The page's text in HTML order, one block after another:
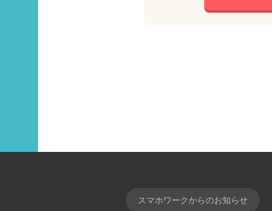
スマホワークからのお知らせ